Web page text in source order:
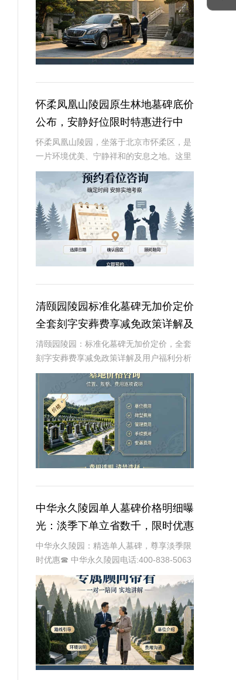
怀柔凤凰山陵园原生林地墓碑底价
公布，安静好位限时特惠进行中
怀柔凤凰山陵园，坐落于北京市怀柔区，是
一片环境优美、宁静祥和的安息之地。这里
不仅拥有得天独厚的自然环境，还以其独特
的原生林地墓碑设计，为逝者提供一个安静
而尊贵的归宿。近期，陵园推出了一项限时
特惠活动，
清颐园陵园标准化墓碑无加价定价
全套刻字安葬费享减免政策详解及
用户福利分析
清颐园陵园：标准化墓碑无加价定价，全套
刻字安葬费享减免政策详解及用户福利分析
☎ 清颐园公墓电话:400-838-5063在现代社
会，人们对死亡和身后事的规划越来越重
视。清颐园陵园作为一家专业的陵园服
中华永久陵园单人墓碑价格明细曝
光：淡季下单立省数千，限时优惠
深度解析
中华永久陵园：精选单人墓碑，尊享淡季限
时优惠☎ 中华永久陵园电话:400-838-5063
中华永久陵园，作为国内知名的陵园品牌，
始终以提供高品质的墓碑产品和服务为己
任。本文将全面解析中华永久陵园多款